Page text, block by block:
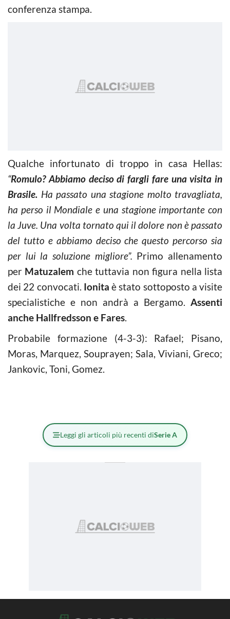
conferenza stampa.
Qualche infortunato di troppo in casa Hellas:
“Romulo? Abbiamo deciso di fargli fare una visita in
Brasile. Ha passato una stagione molto travagliata,
ha perso il Mondiale e una stagione importante con
la Juve. Una volta tornato qui il dolore non è passato
del tutto e abbiamo deciso che questo percorso sia
per lui la soluzione migliore”. Primo allenamento
per Matuzalem che tuttavia non figura nella lista
dei 22 convocati. Ionita è stato sottoposto a visite
specialistiche e non andrà a Bergamo. Assenti
anche Hallfredsson e Fares.
Probabile formazione (4-3-3): Rafael; Pisano,
Moras, Marquez, Souprayen; Sala, Viviani, Greco;
Jankovic, Toni, Gomez.
Leggi gli articoli più recenti diSerie A